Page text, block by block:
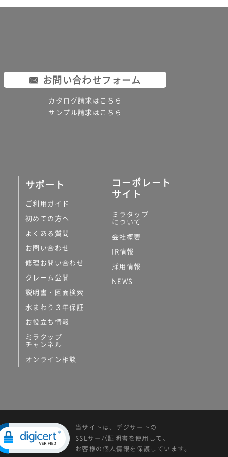
お問い合わせフォーム
カタログ請求はこちら
サンプル請求はこちら
サポート
ご利用ガイド
初めての方へ
よくある質問
お問い合わせ
修理お問い合わせ
クレーム公開
説明書・図面検索
水まわり３年保証
お役立ち情報
ミラタップ
チャンネル
オンライン相談
コーポレート
サイト
ミラタップ
について
会社概要
IR情報
採用情報
NEWS
当サイトは、デジサートの
SSLサーバ証明書を使用して、
お客様の個人情報を保護しています。